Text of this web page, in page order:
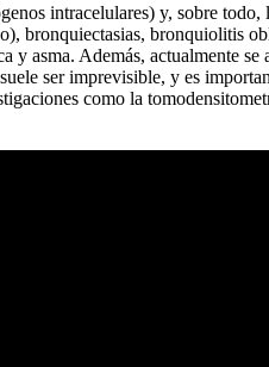
intracelulares) y, sobre
bronquiectasias, bronquiolitis
y asma. Además, actualmente
ser imprevisible, y es
como la